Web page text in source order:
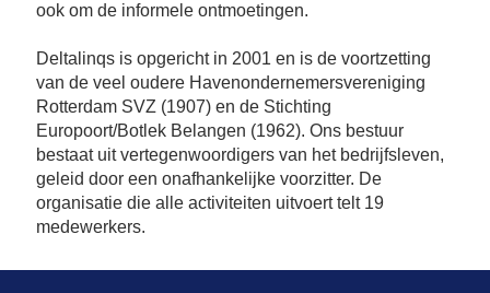
ook om de informele ontmoetingen.
Deltalinqs is opgericht in 2001 en is de voortzetting
van de veel oudere Havenondernemersvereniging
Rotterdam SVZ (1907) en de Stichting
Europoort/Botlek Belangen (1962). Ons bestuur
bestaat uit vertegenwoordigers van het bedrijfsleven,
geleid door een onafhankelijke voorzitter. De
organisatie die alle activiteiten uitvoert telt 19
medewerkers.